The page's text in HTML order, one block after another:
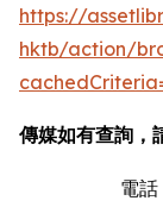
https://
hktb/action/
傳媒如有查詢，
電話